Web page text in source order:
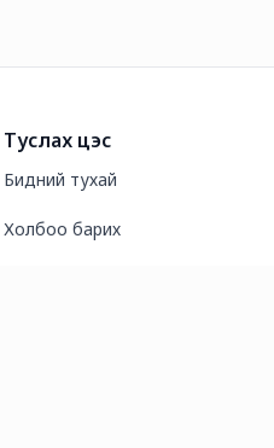
Туслах цэс
Бидний тухай
Холбоо барих